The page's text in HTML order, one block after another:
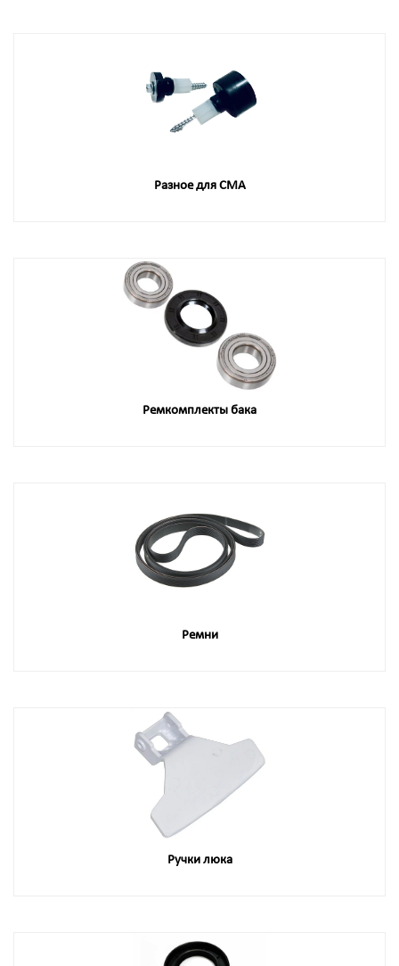
Разное для СМА
Ремкомплекты бака
Ремни
Ручки люка